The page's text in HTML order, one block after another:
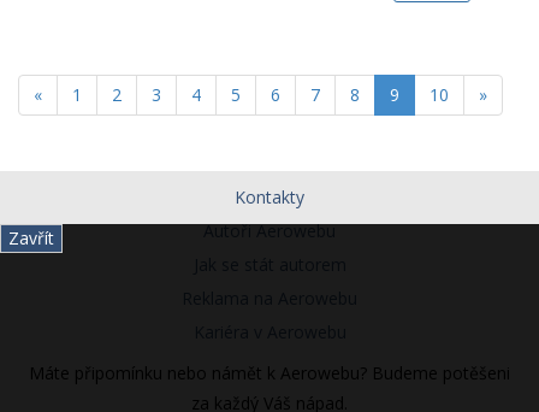
Zavřít
« 1 2 3 4 5 6 7 8 9 10 »
Kontakty
Autoři Aerowebu
Máte připomínku nebo námět k Aerowebu? Budeme potěšeni
za každý Váš nápad.